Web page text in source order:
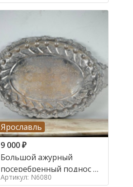
Ярославль
9 000₽
Большой ажурный
посеребренный поднос в
стиле
Артикул: N6080